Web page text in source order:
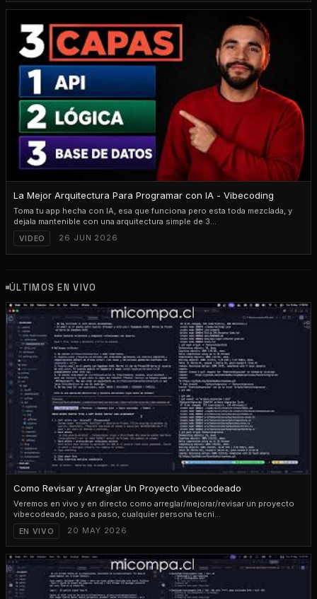
PLAY 15:11
La Mejor Arquitectura Para Programar con IA - Vibecoding
Toma tu app hecha con IA, esa que funciona pero esta toda mezclada, y
dejala mantenible con una arquitectura simple de 3...
VIDEO 26 JUN 2026
ÚLTIMOS EN VIVO
PLAY 1:40:26
Como Revisar y Arreglar Un Proyecto Vibecodeado
Veremos en vivo y en directo como arreglar/mejorar/revisar un proyecto
vibecodeado, paso a paso, cualquier persona tecni...
EN VIVO 20 MAY 2026